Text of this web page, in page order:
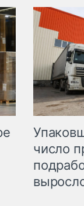
число